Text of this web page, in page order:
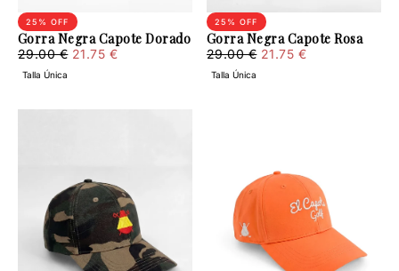
Gorra Negra Capote Dorado
25 % OFF
21.75
€
Regular
price
29.00 € Minimum
21.75 €
Talla Única
Gorra Negra Capote Rosa
25 % OFF
21.75
€
Regular
price
29.00 € Minimum
21.75 €
Talla Única